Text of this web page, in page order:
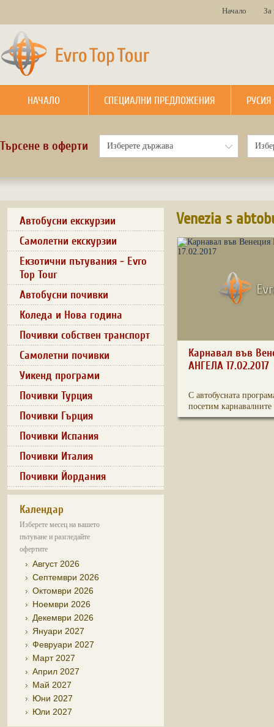
Начало За
НАЧАЛО СПЕЦИАЛНИ ПРЕДЛОЖЕНИЯ РУСИЯ
Търсене в оферти
Автобусни екскурзии
Самолетни екскурзии
Екзотични пътувания - Evro
Top Tour
Автобусни почивки
Коледа и Нова година
Почивки собствен транспорт
Самолетни почивки
Уикенд програми
Почивки Турция
Почивки Гърция
Почивки Испания
Почивки Италия
Почивки Йордания
Календар
Изберете месец на вашето
пътуване и разгледайте
офертите
Август 2026
Септември 2026
Октомври 2026
Ноември 2026
Декември 2026
Януари 2027
Февруари 2027
Март 2027
Април 2027
Май 2027
Юни 2027
Юли 2027
Venezia s
Карнавал във
АНГЕЛА 17.02.2017
С автобусната
посетим